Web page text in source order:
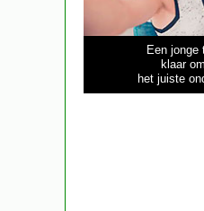
Een jonge
klaar
het juiste